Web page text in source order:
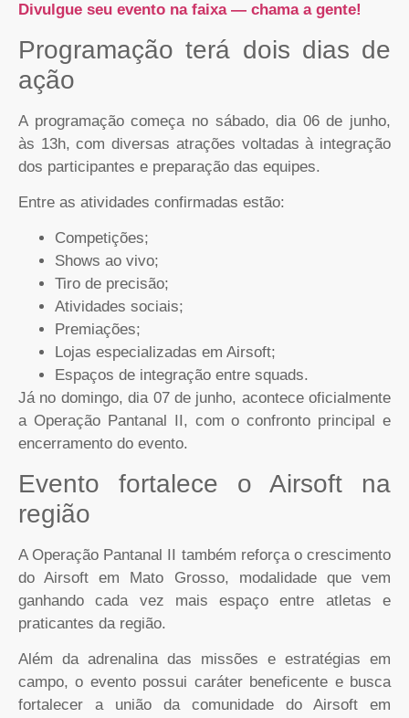
Divulgue seu evento na faixa — chama a gente!
Programação terá dois dias de
ação
A programação começa no sábado, dia 06 de junho,
às 13h, com diversas atrações voltadas à integração
dos participantes e preparação das equipes.
Entre as atividades confirmadas estão:
Competições;
Shows ao vivo;
Tiro de precisão;
Atividades sociais;
Premiações;
Lojas especializadas em Airsoft;
Espaços de integração entre squads.
Já no domingo, dia 07 de junho, acontece oficialmente
a Operação Pantanal II, com o confronto principal e
encerramento do evento.
Evento fortalece o Airsoft na
região
A Operação Pantanal II também reforça o crescimento
do Airsoft em Mato Grosso, modalidade que vem
ganhando cada vez mais espaço entre atletas e
praticantes da região.
Além da adrenalina das missões e estratégias em
campo, o evento possui caráter beneficente e busca
fortalecer a união da comunidade do Airsoft em